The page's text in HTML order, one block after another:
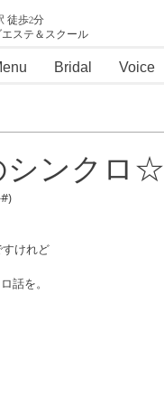
徒歩2分
ステ＆スクール
Bridal Voice
シンクロ☆
けれど
話を。